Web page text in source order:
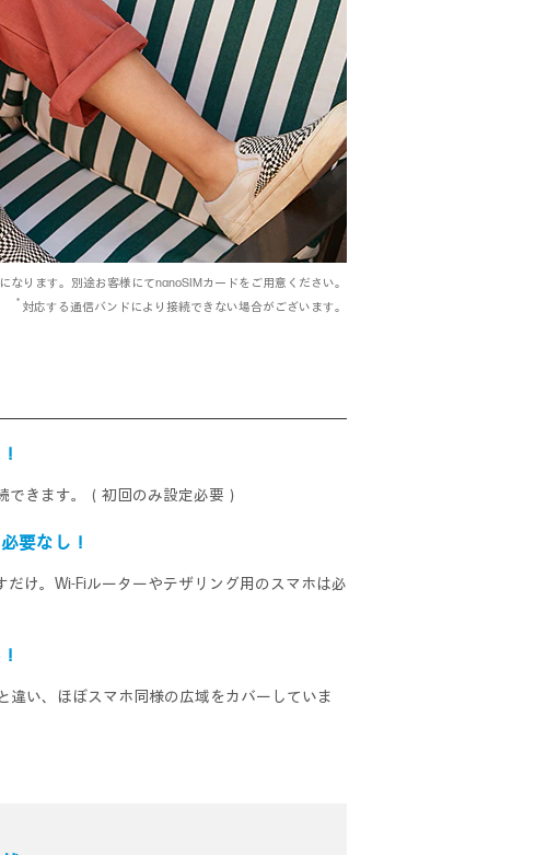
なります。別途お客様にてnanoSIMカードをご用意ください。
* 対応する通信バンドにより接続できない場合がございます。
きます。（初回のみ設定必要）
要なし！
だけ。Wi-Fiルーターやテザリング用のスマホは必
違い、ほぼスマホ同様の広域をカバーしていま